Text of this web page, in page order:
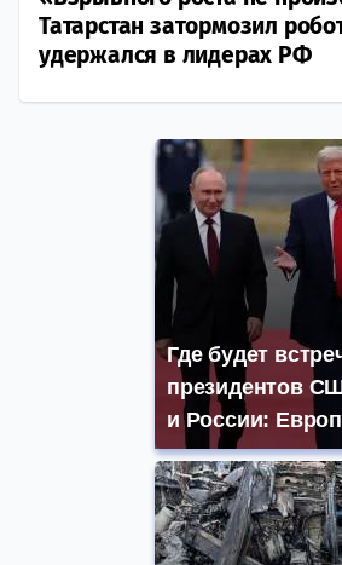
Татарстан затормозил
удержался в лидерах РФ
Где будет
президентов
и России: